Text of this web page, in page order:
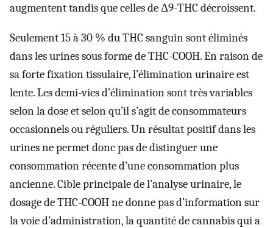
augmentent tandis que celles de Δ9-THC décroissent.
Seulement 15 à 30 % du THC sanguin sont éliminés
dans les urines sous forme de THC-COOH. En raison de
sa forte fixation tissulaire, l’élimination urinaire est
lente. Les demi-vies d’élimination sont très variables
selon la dose et selon qu’il s’agit de consommateurs
occasionnels ou réguliers. Un résultat positif dans les
urines ne permet donc pas de distinguer une
consommation récente d’une consommation plus
ancienne. Cible principale de l’analyse urinaire, le
dosage de THC-COOH ne donne pas d’information sur
la voie d’administration, la quantité de cannabis qui a